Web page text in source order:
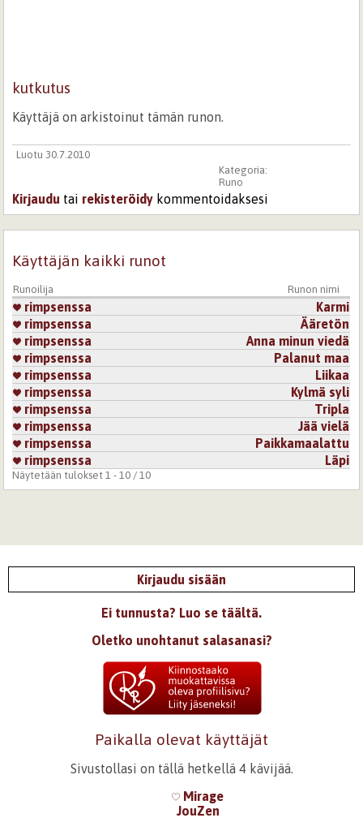
kutkutus
Käyttäjä on arkistoinut tämän runon.
Luotu 30.7.2010
Kategoria:
Runo
Kirjaudu tai rekisteröidy kommentoidaksesi
Käyttäjän kaikki runot
Runoilija Runon nimi
rimpsenssa
Karmi
rimpsenssa
Ääretön
rimpsenssa
Anna minun viedä
rimpsenssa
Palanut maa
rimpsenssa
Liikaa
rimpsenssa
Kylmä syli
rimpsenssa
Tripla
rimpsenssa
Jää vielä
rimpsenssa
Paikkamaalattu
rimpsenssa
Läpi
Näytetään tulokset 1 - 10 / 10
Kirjaudu sisään
Ei tunnusta? Luo se täältä.
Oletko unohtanut salasanasi?
Paikalla olevat käyttäjät
Sivustollasi on tällä hetkellä 4 kävijää.
Mirage
JouZen